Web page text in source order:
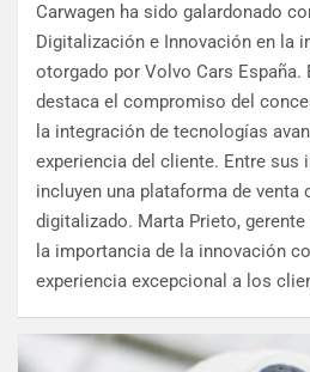
Carwagen ha sido galardonado
Digitalización e Innovación en la
otorgado por Volvo Cars
destaca el compromiso del
la integración de tecnologías
experiencia del cliente. Entre sus
incluyen una plataforma de venta
digitalizado. Marta Prieto, gerente
la importancia de la innovación
experiencia excepcional a los